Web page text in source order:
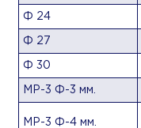
Ф 24
Ф 27
Ф 30
МР-3 Ф-3 мм.
МР-3 Ф-4 мм.